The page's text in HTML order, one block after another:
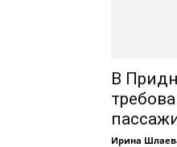
В
Ирина